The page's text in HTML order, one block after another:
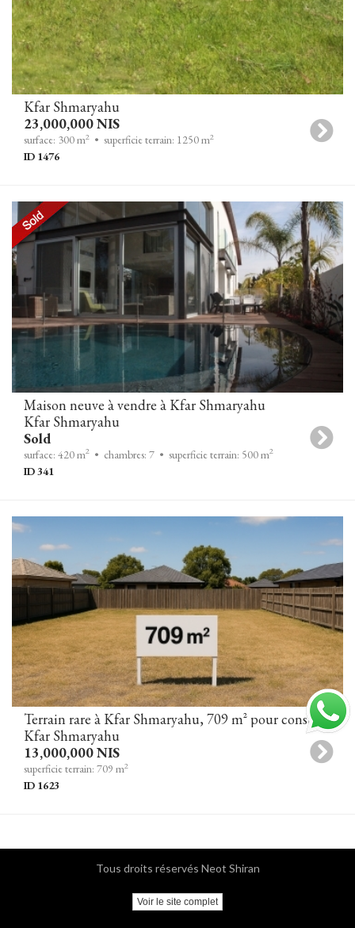
Kfar Shmaryahu
23,000,000 NIS
surface: 300 m2 • superficie terrain: 1250 m2
ID 1476
Maison neuve à vendre à Kfar Shmaryahu
Kfar Shmaryahu
Sold
surface: 420 m2 • chambres: 7 • superficie terrain: 500 m2
ID 341
Terrain rare à Kfar Shmaryahu, 709 m² pour construire la maison de vos rêves
Kfar Shmaryahu
13,000,000 NIS
superficie terrain: 709 m2
ID 1623
Tous droits réservés Neot Shiran
Voir le site complet